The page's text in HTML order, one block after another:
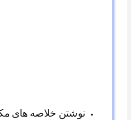
نوشتن خلاصه‌ های